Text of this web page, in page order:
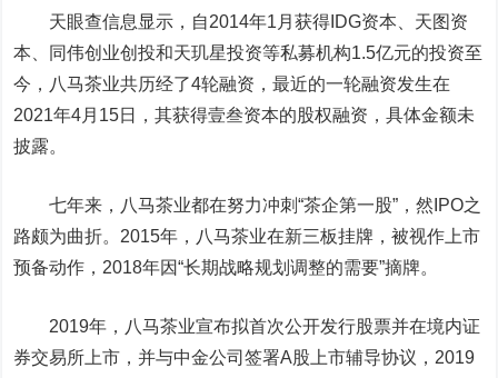
天眼查信息显示，自2014年1月获得IDG资本、天图资
本、同伟创业创投和天玑星投资等私募机构1.5亿元的投资至
今，八马茶业共历经了4轮融资，最近的一轮融资发生在
2021年4月15日，其获得壹叁资本的股权融资，具体金额未
披露。
七年来，八马茶业都在努力冲刺“茶企第一股”，然IPO之
路颇为曲折。2015年，八马茶业在新三板挂牌，被视作上市
预备动作，2018年因“长期战略规划调整的需要”摘牌。
2019年，八马茶业宣布拟首次公开发行股票并在境内证
券交易所上市，并与中金公司签署A股上市辅导协议，2019